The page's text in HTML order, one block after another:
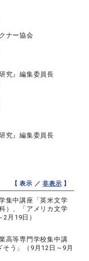
ナー協会
究』編集委員長
究』編集委員長
【 表示 ／非表示 】
集中講座「英米文学
）、「アメリカ文学
月19日）
高等専門学校集中講
う」（9月12日～9月